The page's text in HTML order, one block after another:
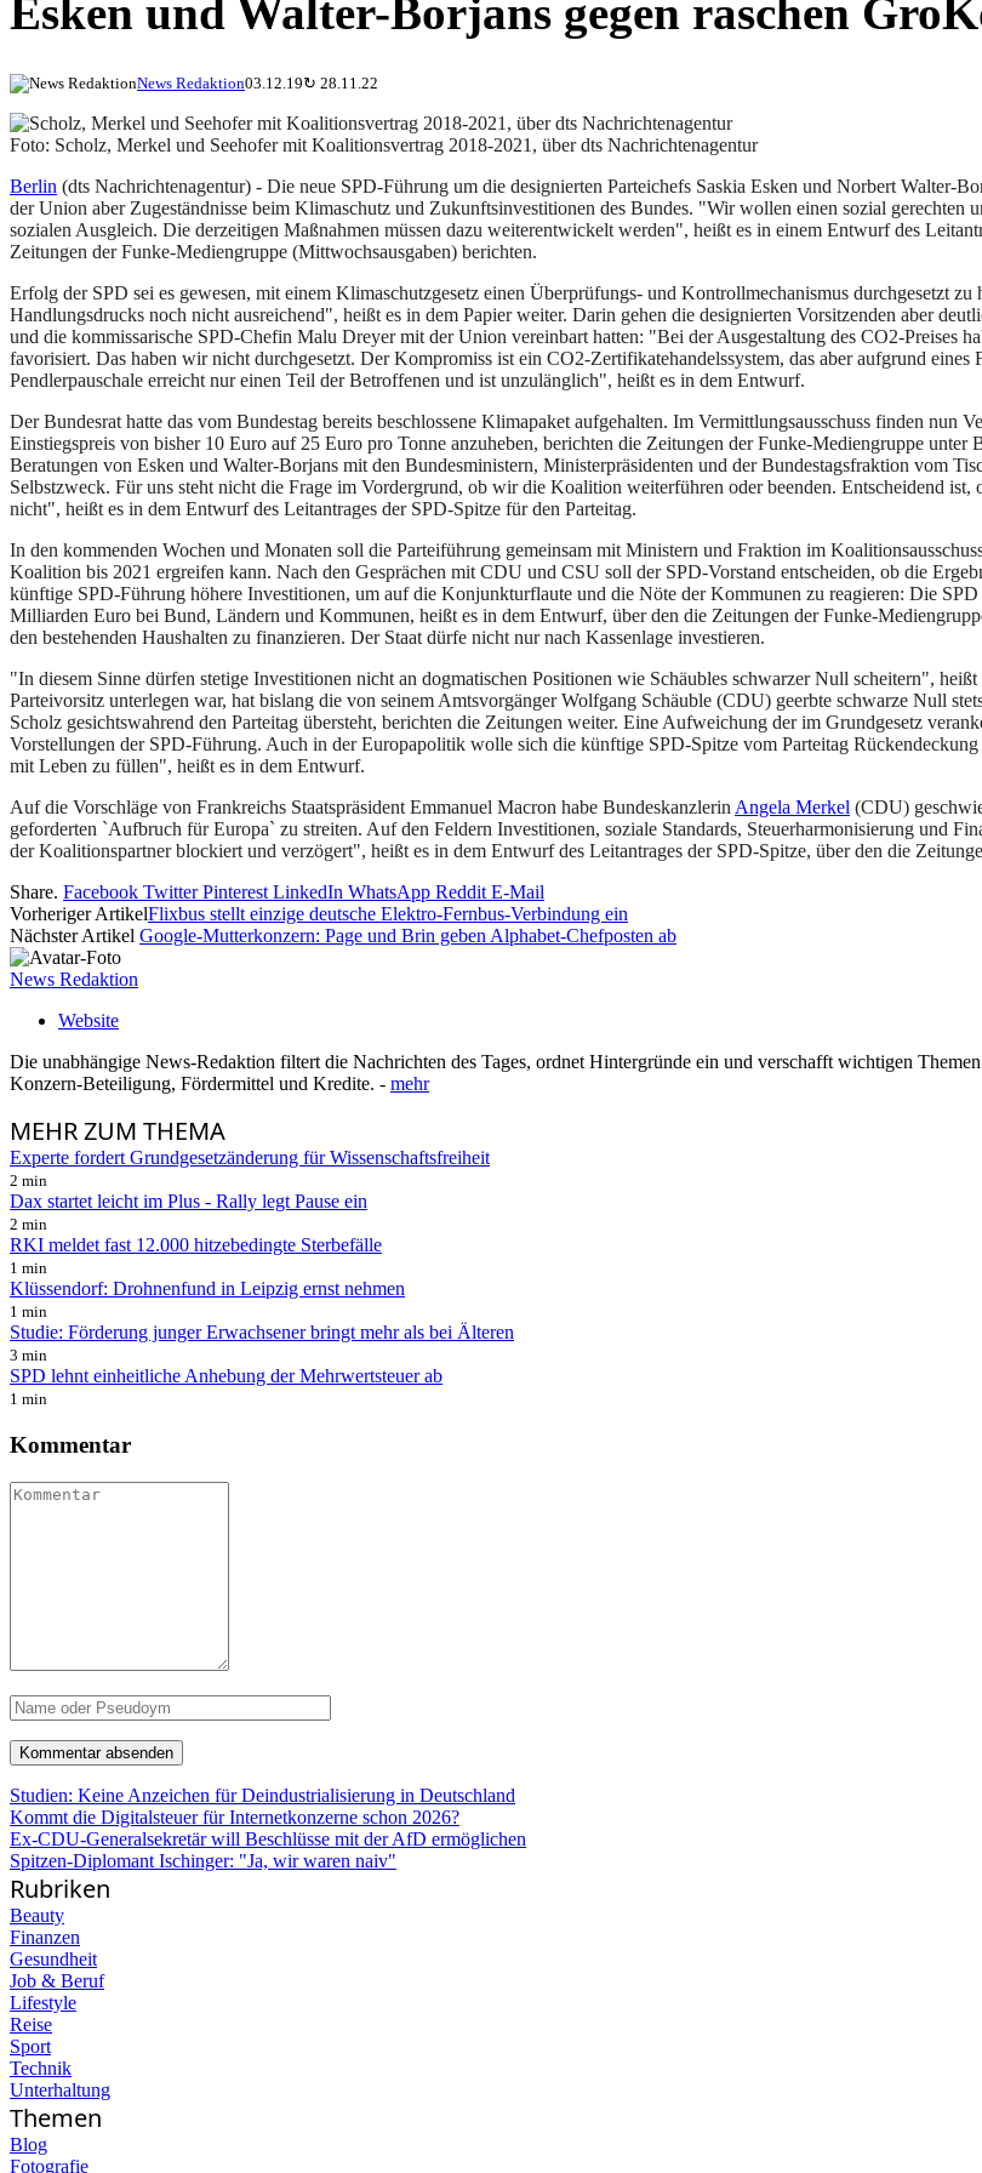
Esken und Walter-Borjans gegen raschen
News Redaktion03.12.19↻ 28.11.22
Foto: Scholz, Merkel und Seehofer mit Koalitionsvertrag 2018-2021, über dts Nachrichtenagentur
Berlin (dts Nachrichtenagentur) - Die neue SPD-Führung um die designierten Parteichefs Saskia Esken und Norbert Walter-
der Union aber Zugeständnisse beim Klimaschutz und Zukunftsinvestitionen des Bundes. "Wir wollen einen sozial
sozialen Ausgleich. Die derzeitigen Maßnahmen müssen dazu weiterentwickelt werden", heißt es in einem Entwurf des
Zeitungen der Funke-Mediengruppe (Mittwochsausgaben) berichten.
Erfolg der SPD sei es gewesen, mit einem Klimaschutzgesetz einen Überprüfungs- und Kontrollmechanismus durchgesetzt
Handlungsdrucks noch nicht ausreichend", heißt es in dem Papier weiter. Darin gehen die designierten Vorsitzenden aber
und die kommissarische SPD-Chefin Malu Dreyer mit der Union vereinbart hatten: "Bei der Ausgestaltung des CO2-Preises
favorisiert. Das haben wir nicht durchgesetzt. Der Kompromiss ist ein CO2-Zertifikatehandelssystem, das aber aufgrund
Pendlerpauschale erreicht nur einen Teil der Betroffenen und ist unzulänglich", heißt es in dem Entwurf.
Der Bundesrat hatte das vom Bundestag bereits beschlossene Klimapaket aufgehalten. Im Vermittlungsausschuss finden nun
Einstiegspreis von bisher 10 Euro auf 25 Euro pro Tonne anzuheben, berichten die Zeitungen der Funke-Mediengruppe
Beratungen von Esken und Walter-Borjans mit den Bundesministern, Ministerpräsidenten und der Bundestagsfraktion vom
Selbstzweck. Für uns steht nicht die Frage im Vordergrund, ob wir die Koalition weiterführen oder beenden. Entscheidend
nicht", heißt es in dem Entwurf des Leitantrages der SPD-Spitze für den Parteitag.
In den kommenden Wochen und Monaten soll die Parteiführung gemeinsam mit Ministern und Fraktion im
Koalition bis 2021 ergreifen kann. Nach den Gesprächen mit CDU und CSU soll der SPD-Vorstand entscheiden, ob die
künftige SPD-Führung höhere Investitionen, um auf die Konjunkturflaute und die Nöte der Kommunen zu reagieren: Die
Milliarden Euro bei Bund, Ländern und Kommunen, heißt es in dem Entwurf, über den die Zeitungen der Funke-
den bestehenden Haushalten zu finanzieren. Der Staat dürfe nicht nur nach Kassenlage investieren.
"In diesem Sinne dürfen stetige Investitionen nicht an dogmatischen Positionen wie Schäubles schwarzer Null scheitern",
Parteivorsitz unterlegen war, hat bislang die von seinem Amtsvorgänger Wolfgang Schäuble (CDU) geerbte schwarze Null
Scholz gesichtswahrend den Parteitag übersteht, berichten die Zeitungen weiter. Eine Aufweichung der im Grundgesetz
Vorstellungen der SPD-Führung. Auch in der Europapolitik wolle sich die künftige SPD-Spitze vom Parteitag
mit Leben zu füllen", heißt es in dem Entwurf.
Auf die Vorschläge von Frankreichs Staatspräsident Emmanuel Macron habe Bundeskanzlerin Angela Merkel (CDU)
geforderten `Aufbruch für Europa` zu streiten. Auf den Feldern Investitionen, soziale Standards, Steuerharmonisierung und
der Koalitionspartner blockiert und verzögert", heißt es in dem Entwurf des Leitantrages der SPD-Spitze, über den die
Share. Facebook Twitter Pinterest LinkedIn WhatsApp Reddit E-Mail
Vorheriger ArtikelFlixbus stellt einzige deutsche Elektro-Fernbus-Verbindung ein
Nächster Artikel Google-Mutterkonzern: Page und Brin geben Alphabet-Chefposten ab
News Redaktion
Website
Die unabhängige News-Redaktion filtert die Nachrichten des Tages, ordnet Hintergründe ein und verschafft wichtigen
Konzern-Beteiligung, Fördermittel und Kredite. - mehr
MEHRZUM THEMA
Experte fordert Grundgesetzänderung für Wissenschaftsfreiheit
2 min
Dax startet leicht im Plus - Rally legt Pause ein
2 min
RKI meldet fast 12.000 hitzebedingte Sterbefälle
1 min
Klüssendorf: Drohnenfund in Leipzig ernst nehmen
1 min
Studie: Förderung junger Erwachsener bringt mehr als bei Älteren
3 min
SPD lehnt einheitliche Anhebung der Mehrwertsteuer ab
1 min
Kommentar
Studien: Keine Anzeichen für Deindustrialisierung in Deutschland
Kommt die Digitalsteuer für Internetkonzerne schon 2026?
Ex-CDU-Generalsekretär will Beschlüsse mit der AfD ermöglichen
Spitzen-Diplomant Ischinger: "Ja, wir waren naiv"
Rubriken
Beauty
Finanzen
Gesundheit
Job & Beruf
Lifestyle
Reise
Sport
Technik
Unterhaltung
Themen
Blog
Fotografie